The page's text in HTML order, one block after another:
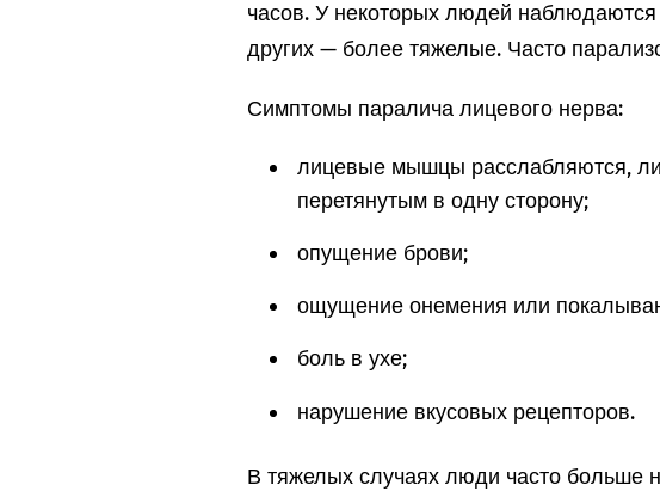
часов. У некоторых людей
других — более тяжелые. Часто
Симптомы паралича лицевого нерва:
лицевые мышцы расслабляются,
перетянутым в одну сторону;
опущение брови;
ощущение онемения или
боль в ухе;
нарушение вкусовых рецепторов.
В тяжелых случаях люди часто больше